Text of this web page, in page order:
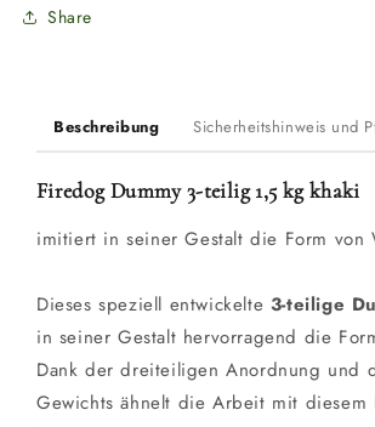
khaki
Share
Beschreibung Sicherheitshinweis und
Firedog Dummy 3-teilig 1,5 kg khaki
imitiert in seiner Gestalt die Form von
Dieses speziell entwickelte 3-teilige
in seiner Gestalt hervorragend die
Dank der dreiteiligen Anordnung und
Gewichts ähnelt die Arbeit mit diesem